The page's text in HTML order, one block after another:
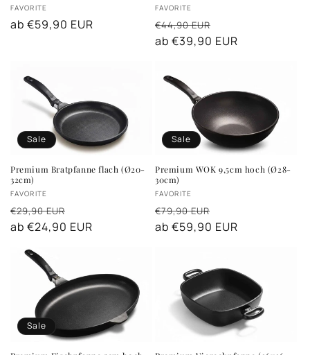
Anbieter:
FAVORITE
Normaler
ab €59,90 EUR
Anbieter:
FAVORITE
Normaler
Preis
€44,90 EUR
ab €39,90 EUR
Sale
Premium Bratpfanne flach (Ø20-
32cm)
Anbieter:
FAVORITE
Normaler
Preis
€29,90 EUR
ab €24,90 EUR
Sale
Premium WOK 9,5cm hoch (Ø28-
30cm)
Anbieter:
FAVORITE
Normaler
Preis
€79,90 EUR
ab €59,90 EUR
Sale